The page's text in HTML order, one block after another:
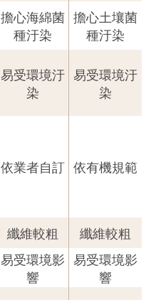
擔心海綿菌
種汙染
擔心土壤菌
種汙染
易受環境汙
染
易受環境汙
染
依業者自訂 依有機規範
纖維較粗 纖維較粗
易受環境影
響
易受環境影
響